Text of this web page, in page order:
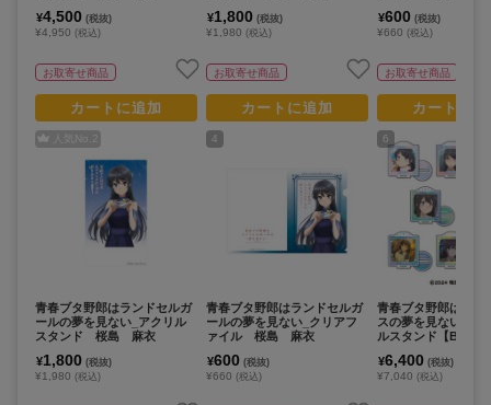
¥4,500 (税抜)
¥4,950 (税込)
お取寄せ商品
カートに追加
人気No. 2
青春ブタ野郎はランドセルガ
ールの夢を見ない_アクリル
スタンド 桜島 麻衣
¥1,800 (税抜)
¥1,980 (税込)
¥1,800 (税抜)
¥1,980 (税込)
お取寄せ商品
カートに追加
4
青春ブタ野郎はランドセルガ
ールの夢を見ない_クリアフ
ァイル 桜島 麻衣
¥600 (税抜)
¥660 (税込)
¥600 (税抜)
¥660 (税込)
お取寄せ商品
カートに
6
青春ブタ野郎はサン
スの夢を見ない_ミ
ルスタンド【BOX／
¥6,400 (税抜)
¥7,040 (税込)